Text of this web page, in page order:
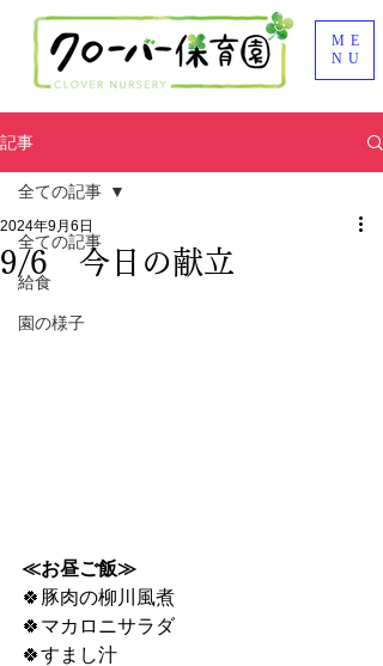
ME
NU
記事
全ての記事
給食
園の様子
全ての記事
9/6 今日の献立
2024年9月6日
≪お昼ご飯≫
🍀豚肉の柳川風煮
🍀マカロニサラダ
🍀すまし汁